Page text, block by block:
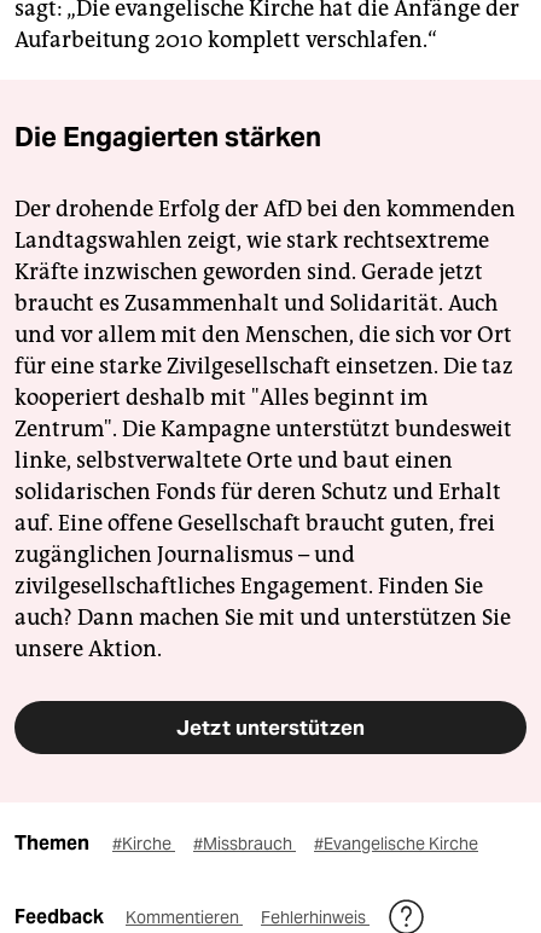
sagt: „Die evangelische Kirche hat die Anfänge der
Aufarbeitung 2010 komplett verschlafen.“
Die Engagierten stärken
Der drohende Erfolg der AfD bei den kommenden
Landtagswahlen zeigt, wie stark rechtsextreme
Kräfte inzwischen geworden sind. Gerade jetzt
braucht es Zusammenhalt und Solidarität. Auch
und vor allem mit den Menschen, die sich vor Ort
für eine starke Zivilgesellschaft einsetzen. Die taz
kooperiert deshalb mit "Alles beginnt im
Zentrum". Die Kampagne unterstützt bundesweit
linke, selbstverwaltete Orte und baut einen
solidarischen Fonds für deren Schutz und Erhalt
auf. Eine offene Gesellschaft braucht guten, frei
zugänglichen Journalismus – und
zivilgesellschaftliches Engagement. Finden Sie
auch? Dann machen Sie mit und unterstützen Sie
unsere Aktion.
Jetzt unterstützen
Themen #Kirche #Missbrauch #Evangelische Kirche
Feedback Kommentieren Fehlerhinweis